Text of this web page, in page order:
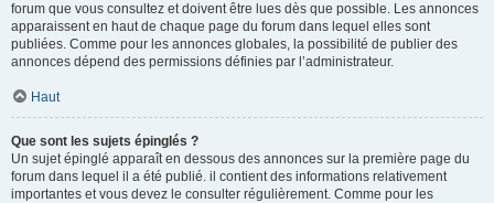
forum que vous consultez et doivent être lues dès que possible. Les annonces
apparaissent en haut de chaque page du forum dans lequel elles sont
publiées. Comme pour les annonces globales, la possibilité de publier des
annonces dépend des permissions définies par l’administrateur.
Haut
Que sont les sujets épinglés ?
Un sujet épinglé apparaît en dessous des annonces sur la première page du
forum dans lequel il a été publié. il contient des informations relativement
importantes et vous devez le consulter régulièrement. Comme pour les